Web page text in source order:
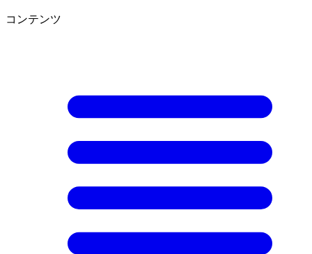
コンテンツ